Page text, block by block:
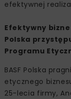
efektywnej
Efektywny
Polska
Programu
BASF Polska
etycznego
25-lecia firmy,